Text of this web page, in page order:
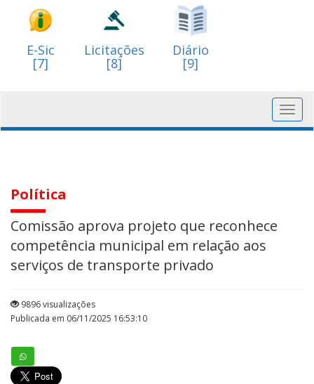
E-Sic
[7]
Licitações
[8]
Diário
[9]
Política
Comissão aprova projeto que reconhece
competência municipal em relação aos
serviços de transporte privado
9896 visualizações
Publicada em 06/11/2025 16:53:10